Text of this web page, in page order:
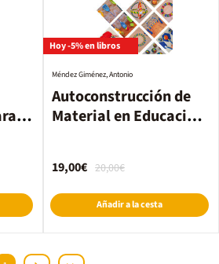
la
Hoy -5% en libros
Autoconstrucción de
Material en Educación
Méndez Giménez, Antonio
20,00€
19,00€
Añadir a la cesta